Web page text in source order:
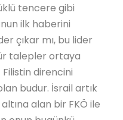
tencere gibi
ilk haberini
çıkar mı, bu lider
talepler ortaya
direncini
budur. İsrail artık
alan bir FKÖ ile